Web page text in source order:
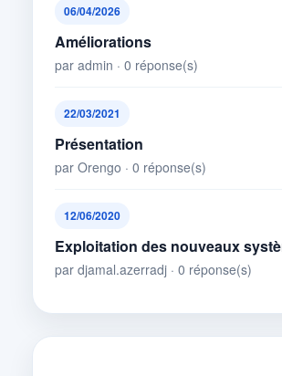
06/04/2026
Améliorations
par admin · 0 réponse(s)
22/03/2021
Présentation
par Orengo · 0 réponse(s)
12/06/2020
Exploitation des nouveaux
par djamal.azerradj · 0 réponse(s)